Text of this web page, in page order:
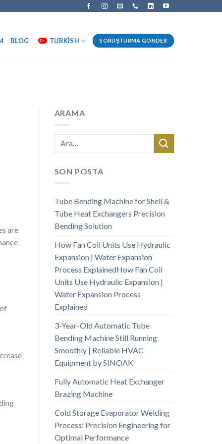
BLOG TURKISH SORUŞTURMA GÖNDER
are
ARAMA
SON POSTA
Tube Bending Machine for Shell &
Tube Heat Exchangers Precision
Bending Solution
How Fan Coil Units Use Hydraulic
Expansion | Water Expansion
Process ExplainedHow Fan Coil
Units Use Hydraulic Expansion |
Water Expansion Process
Explained
3-Year-Old Automatic Tube
Bending Machine Still Running
Smoothly | Reliable HVAC
Equipment by SINOAK
Fully Automatic Heat Exchanger
Brazing Machine
Cold Storage Evaporator Welding
Process: Precision Engineering for
Optimal Performance